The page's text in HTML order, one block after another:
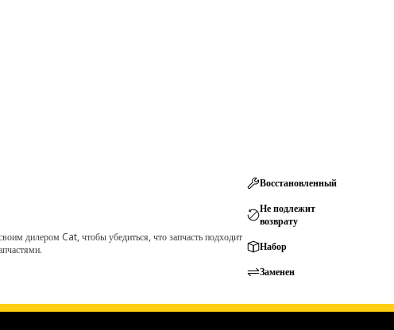
дилером Cat, чтобы убедиться, что запчасть подходит
Восстановленный
Не подлежит
возврату
Набор
Заменен